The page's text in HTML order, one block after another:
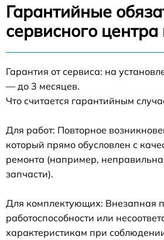
Гарантийные
сервисного
Гарантия от сервиса: на
— до 3 месяцев.
Что считается гарантийным
Для работ: Повторное
который прямо обусловлен с
ремонта (например,
запчасти).
Для комплектующих: Внезапная
работоспособности или
характеристикам при